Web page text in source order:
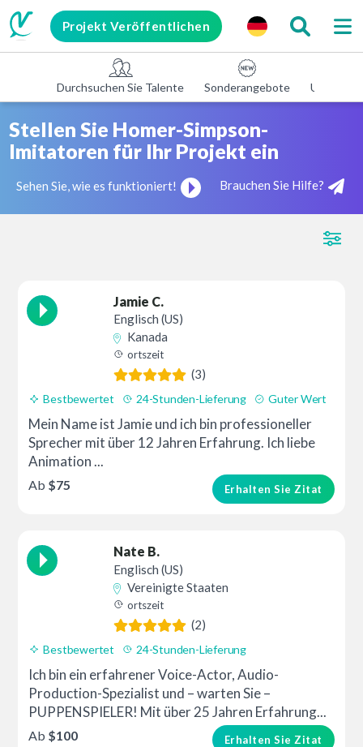
Projekt Veröffentlichen
Durchsuchen Sie Talente Sonderangebote
Stellen Sie Homer-Simpson-
Imitatoren für Ihr Projekt ein
Sehen Sie, wie es funktioniert! Brauchen Sie Hilfe?
Jamie C.
Englisch (US)
Kanada
ortszeit
(3)
Bestbewertet 24-Stunden-Lieferung Guter Wert
Mein Name ist Jamie und ich bin professioneller
Sprecher mit über 12 Jahren Erfahrung. Ich liebe
Animation ...
Erhalten Sie Zitat
Ab $75
Nate B.
Englisch (US)
Vereinigte Staaten
ortszeit
(2)
Bestbewertet 24-Stunden-Lieferung
Ich bin ein erfahrener Voice-Actor, Audio-
Production-Spezialist und – warten Sie –
PUPPENSPIELER! Mit über 25 Jahren Erfahrung...
Erhalten Sie Zitat
Ab $100